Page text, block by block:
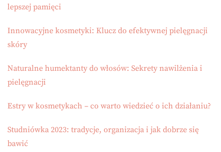
lepszej pamięci
Innowacyjne kosmetyki: Klucz do efektywnej pielęgnacji
skóry
Naturalne humektanty do włosów: Sekrety nawilżenia i
pielęgnacji
Estry w kosmetykach – co warto wiedzieć o ich działaniu?
Studniówka 2023: tradycje, organizacja i jak dobrze się
bawić